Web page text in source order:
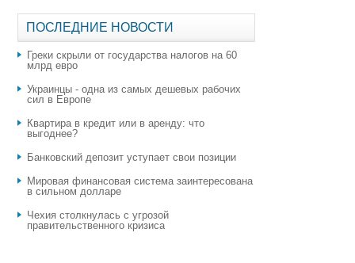
ПОСЛЕДНИЕ НОВОСТИ
Греки скрыли от государства налогов на 60
млрд евро
Украинцы - одна из самых дешевых рабочих
сил в Европе
Квартира в кредит или в аренду: что
выгоднее?
​Банковский депозит уступает свои позиции
Мировая финансовая система заинтересована
в сильном долларе
Чехия столкнулась с угрозой
правительственного кризиса